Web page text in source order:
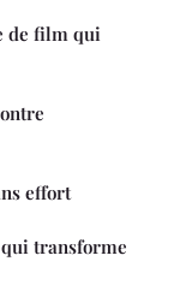
de film qui
effort
transforme